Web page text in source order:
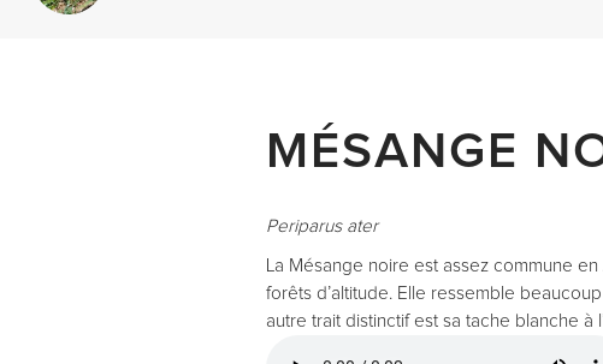
MÉSANGE
Periparus ater
La Mésange noire est assez commune
forêts d’altitude. Elle ressemble
autre trait distinctif est sa tache blanche à